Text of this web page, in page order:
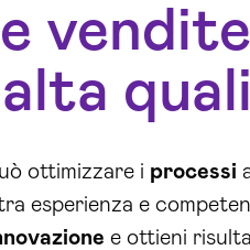
ottimizzare i processi
esperienza e
e ottieni